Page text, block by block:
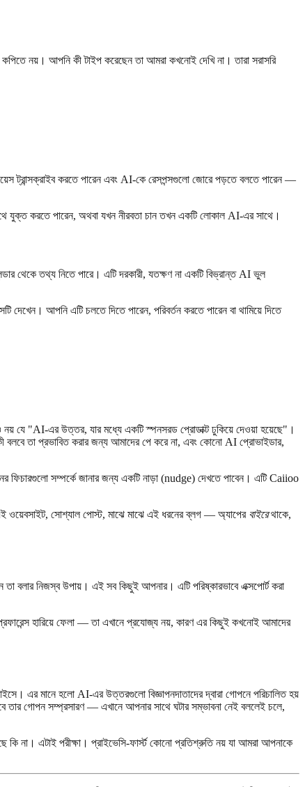
নয়। আপনি কী টাইপ করেছেন তা আমরা কখনোই দেখি না। তারা সরাসরি
করতে পারেন এবং AI-কে রেসপন্সগুলো জোরে পড়তে বলতে পারেন —
যুক্ত করতে পারেন, অথবা যখন নীরবতা চান তখন একটি লোকাল AI-এর সাথে।
থেকে তথ্য নিতে পারে। এটি দরকারী, যতক্ষণ না একটি বিভ্রান্ত AI ভুল
আপনি এটি চলতে দিতে পারেন, পরিবর্তন করতে পারেন বা থামিয়ে দিতে
যে "AI-এর উত্তর, যার মধ্যে একটি স্পনসরড প্রোডাক্ট ঢুকিয়ে দেওয়া হয়েছে"।
বলবে তা প্রভাবিত করার জন্য আমাদের পে করে না, এবং কোনো AI প্রোভাইডার,
ফিচারগুলো সম্পর্কে জানার জন্য একটি নাড়া (nudge) দেখতে পাবেন। এটি Caiioo
ওয়েবসাইট, সোশ্যাল পোস্ট, মাঝে মাঝে এই ধরনের ব্লগ — অ্যাপের বাইরেথাকে,
নিজস্ব উপায়। এই সব কিছুই আপনার। এটি পরিষ্কারভাবে এক্সপোর্ট করা
হারিয়ে ফেলা — তা এখানে প্রযোজ্য নয়, কারণ এর কিছুই কখনোই আমাদের
এর মানে হলো AI-এর উত্তরগুলো বিজ্ঞাপনদাতাদের দ্বারা গোপনে পরিচালিত হয়
তার গোপন সম্প্রসারণ — এখানে আপনার সাথে ঘটার সম্ভাবনা নেই বললেই চলে,
এটাই পরীক্ষা। প্রাইভেসি-ফার্স্ট কোনো প্রতিশ্রুতি নয় যা আমরা আপনাকে